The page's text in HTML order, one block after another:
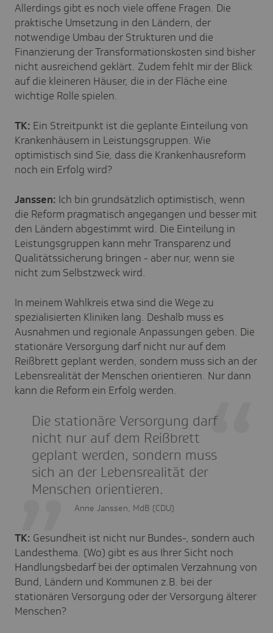
Allerdings gibt es noch viele offene Fragen. Die
praktische Umsetzung in den Ländern, der
notwendige Umbau der Strukturen und die
Finanzierung der Transformationskosten sind bisher
nicht ausreichend geklärt. Zudem fehlt mir der Blick
auf die kleineren Häuser, die in der Fläche eine
wichtige Rolle spielen.
TK: Ein Streitpunkt ist die geplante Einteilung von
Krankenhäusern in Leistungsgruppen. Wie
optimistisch sind Sie, dass die Krankenhausreform
noch ein Erfolg wird?
Janssen: Ich bin grundsätzlich optimistisch, wenn
die Reform pragmatisch angegangen und besser mit
den Ländern abgestimmt wird. Die Einteilung in
Leistungsgruppen kann mehr Transparenz und
Qualitätssicherung bringen - aber nur, wenn sie
nicht zum Selbstzweck wird.
In meinem Wahlkreis etwa sind die Wege zu
spezialisierten Kliniken lang. Deshalb muss es
Ausnahmen und regionale Anpassungen geben. Die
stationäre Versorgung darf nicht nur auf dem
Reißbrett geplant werden, sondern muss sich an der
Lebensrealität der Menschen orientieren. Nur dann
kann die Reform ein Erfolg werden.
Die stationäre Versorgung darf
nicht nur auf dem Reißbrett
geplant werden, sondern muss
sich an der Lebensrealität der
Menschen orientieren.
Anne Janssen, MdB (CDU)
TK: Gesundheit ist nicht nur Bundes-, sondern auch
Landesthema. (Wo) gibt es aus Ihrer Sicht noch
Handlungsbedarf bei der optimalen Verzahnung von
Bund, Ländern und Kommunen z.B. bei der
stationären Versorgung oder der Versorgung älterer
Menschen?